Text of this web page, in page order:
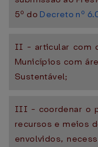
5º do Decreto nº
II - articular com
Municípios com
Sustentável;
III - coordenar o
recursos e meios
envolvidos,